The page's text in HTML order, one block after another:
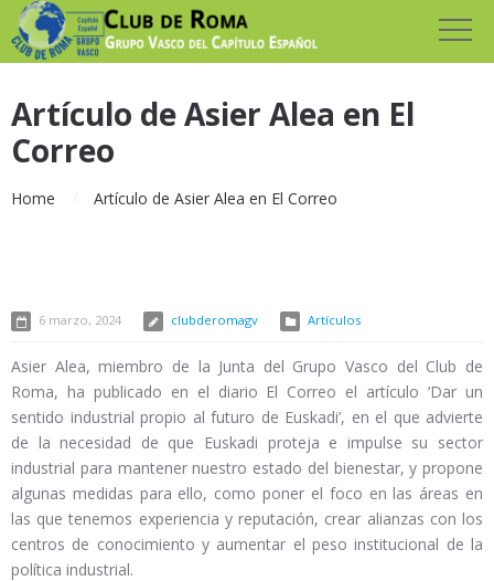
Artículo de Asier Alea en El
Correo
Home Artículo de Asier Alea en El Correo
6 marzo, 2024 clubderomagv Artículos
Asier Alea, miembro de la Junta del Grupo Vasco del Club de
Roma, ha publicado en el diario El Correo el artículo ‘Dar un
sentido industrial propio al futuro de Euskadi’, en el que advierte
de la necesidad de que Euskadi proteja e impulse su sector
industrial para mantener nuestro estado del bienestar, y propone
algunas medidas para ello, como poner el foco en las áreas en
las que tenemos experiencia y reputación, crear alianzas con los
centros de conocimiento y aumentar el peso institucional de la
política industrial.